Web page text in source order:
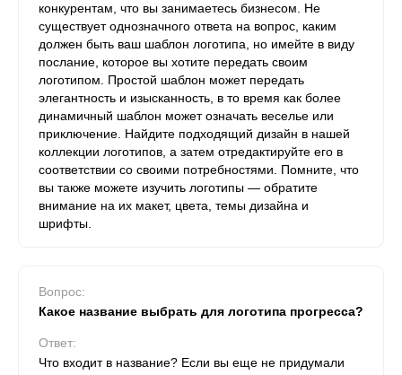
конкурентам, что вы занимаетесь бизнесом. Не
существует однозначного ответа на вопрос, каким
должен быть ваш шаблон логотипа, но имейте в виду
послание, которое вы хотите передать своим
логотипом. Простой шаблон может передать
элегантность и изысканность, в то время как более
динамичный шаблон может означать веселье или
приключение. Найдите подходящий дизайн в нашей
коллекции логотипов, а затем отредактируйте его в
соответствии со своими потребностями. Помните, что
вы также можете изучить логотипы — обратите
внимание на их макет, цвета, темы дизайна и
шрифты.
Вопрос:
Какое название выбрать для логотипа прогресса?
Ответ:
Что входит в название? Если вы еще не придумали